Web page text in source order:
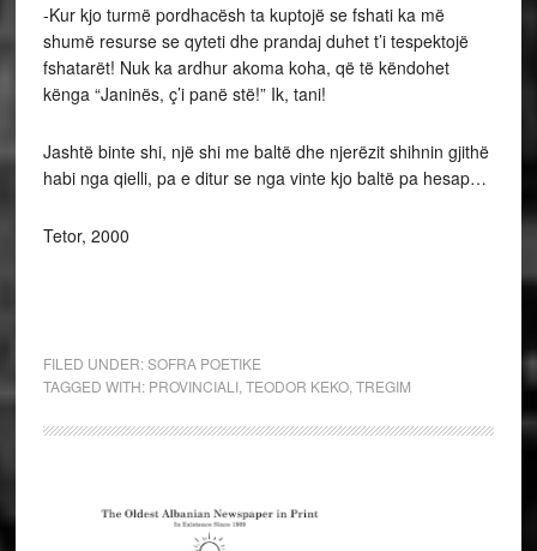
-Kur kjo turmë pordhacësh ta kuptojë se fshati ka më
shumë resurse se qyteti dhe prandaj duhet t’i tespektojë
fshatarët! Nuk ka ardhur akoma koha, që të këndohet
kënga “Janinës, ç’i panë stë!” Ik, tani!
Jashtë binte shi, një shi me baltë dhe njerëzit shihnin gjithë
habi nga qielli, pa e ditur se nga vinte kjo baltë pa hesap…
Tetor, 2000
FILED UNDER:SOFRA POETIKE
TAGGED WITH: PROVINCIALI, TEODOR KEKO, TREGIM